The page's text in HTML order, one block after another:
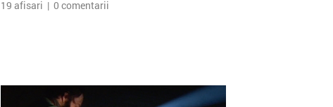
19 afisari | 0 comentarii